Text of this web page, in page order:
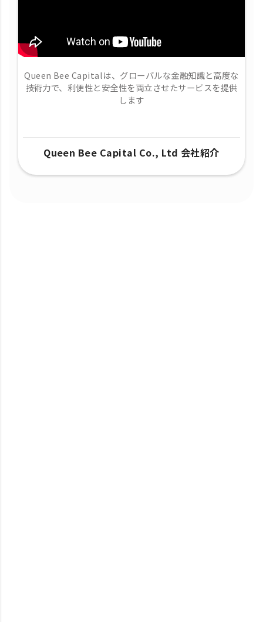
Queen Bee Capitalは、グローバルな金融知識と高度な
技術力で、​利便性と安全性を両立させたサービスを提供
します
Queen Bee Capital Co., Ltd 会社紹介